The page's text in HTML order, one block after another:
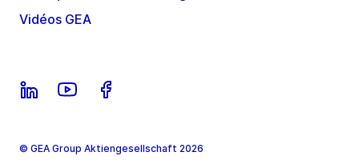
Vidéos GEA
© GEA Group Aktiengesellschaft 2026